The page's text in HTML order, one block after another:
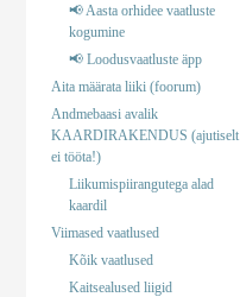
📢 Aasta orhidee vaatluste
kogumine
📢 Loodusvaatluste äpp
Aita määrata liiki (foorum)
Andmebaasi avalik
KAARDIRAKENDUS (ajutiselt
ei tööta!)
Liikumispiirangutega alad
kaardil
Viimased vaatlused
Kõik vaatlused
Kaitsealused liigid